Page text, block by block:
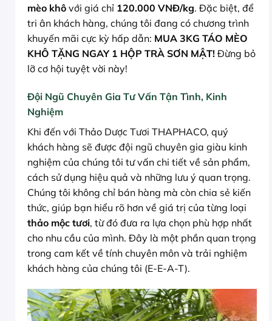
mèo khô với giá chỉ 120.000 VNĐ/kg. Đặc biệt, để
tri ân khách hàng, chúng tôi đang có chương trình
khuyến mãi cực kỳ hấp dẫn: MUA 3KG TÁO MÈO
KHÔ TẶNG NGAY 1 HỘP TRÀ SƠN MẬT! Đừng bỏ
lỡ cơ hội tuyệt vời này!
Đội Ngũ Chuyên Gia Tư Vấn Tận Tình, Kinh
Nghiệm
Khi đến với Thảo Dược Tươi THAPHACO, quý
khách hàng sẽ được đội ngũ chuyên gia giàu kinh
nghiệm của chúng tôi tư vấn chi tiết về sản phẩm,
cách sử dụng hiệu quả và những lưu ý quan trọng.
Chúng tôi không chỉ bán hàng mà còn chia sẻ kiến
thức, giúp bạn hiểu rõ hơn về giá trị của từng loại
thảo mộc tươi, từ đó đưa ra lựa chọn phù hợp nhất
cho nhu cầu của mình. Đây là một phần quan trọng
trong cam kết về tính chuyên môn và trải nghiệm
khách hàng của chúng tôi (E-E-A-T).